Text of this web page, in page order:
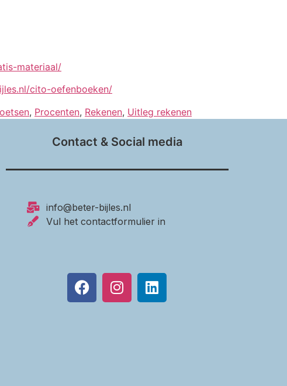
materiaal/
cito-oefenboeken/
, Procenten, Rekenen, Uitleg rekenen
Contact & Social media
info@beter-bijles.nl
Vul het contactformulier in